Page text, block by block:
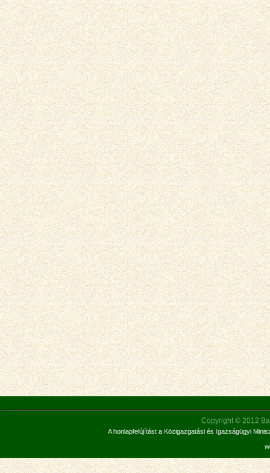
Copyright © 2012
A honlapfelújítást a Közigazgatási és Igazságügyi